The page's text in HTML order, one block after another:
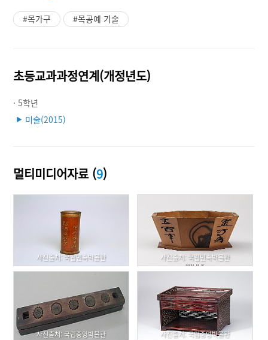
#목가구 #목공예 기술
초등교과과정연계(개정년도)
· 5학년
▶ 미술(2015)
멀티미디어자료 (9)
사진출처: 국립민속박물관 사진출처: 국립민속박물관
사진출처: 국립중앙박물관 사진출처: 국립중앙박물관